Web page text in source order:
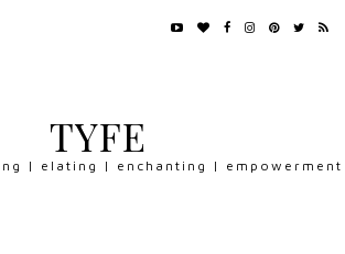
TYFE
| elating | enchanting | empowerment